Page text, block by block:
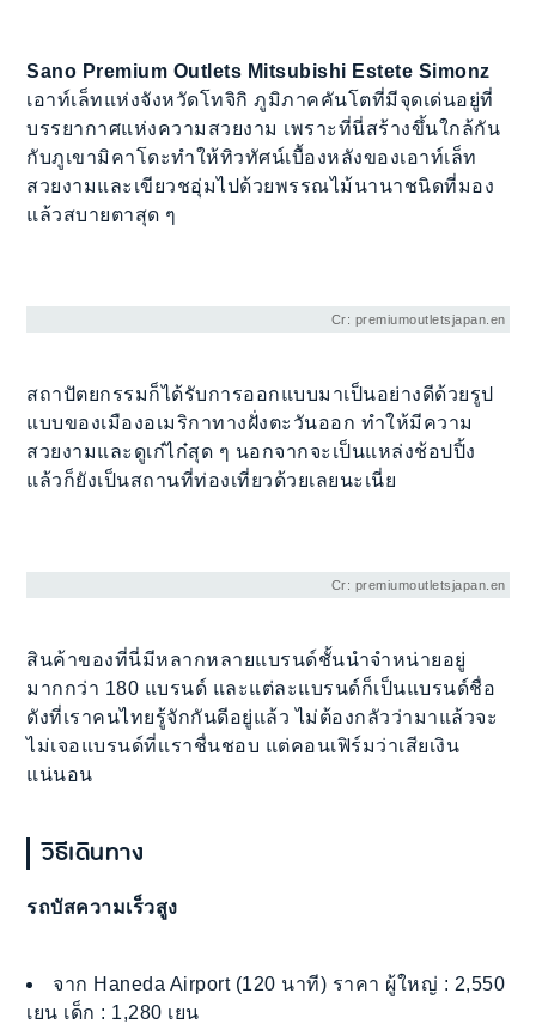
Sano Premium Outlets Mitsubishi Estete Simonz
เอาท์เล็ทแห่งจังหวัดโทจิกิ ภูมิภาคคันโตที่มีจุดเด่นอยู่ที่
บรรยากาศแห่งความสวยงาม เพราะที่นี่สร้างขึ้นใกล้กัน
กับภูเขามิคาโดะทำให้ทิวทัศน์เบื้องหลังของเอาท์เล็ท
สวยงามและเขียวชอุ่มไปด้วยพรรณไม้นานาชนิดที่มอง
แล้วสบายตาสุด ๆ
Cr: premiumoutletsjapan.en
สถาปัตยกรรมก็ได้รับการออกแบบมาเป็นอย่างดีด้วยรูป
แบบของเมืองอเมริกาทางฝั่งตะวันออก ทำให้มีความ
สวยงามและดูเก๋ไก๋สุด ๆ นอกจากจะเป็นแหล่งช้อปปิ้ง
แล้วก็ยังเป็นสถานที่ท่องเที่ยวด้วยเลยนะเนี่ย
Cr: premiumoutletsjapan.en
สินค้าของที่นี่มีหลากหลายแบรนด์ชั้นนำจำหน่ายอยู่
มากกว่า 180 แบรนด์ และแต่ละแบรนด์ก็เป็นแบรนด์ชื่อ
ดังที่เราคนไทยรู้จักกันดีอยู่แล้ว ไม่ต้องกลัวว่ามาแล้วจะ
ไม่เจอแบรนด์ที่เเราชื่นชอบ แต่คอนเฟิร์มว่าเสียเงิน
แน่นอน
วิธีเดินทาง
รถบัสความเร็วสูง
จาก Haneda Airport (120 นาที) ราคา ผู้ใหญ่ : 2,550
เยน เด็ก : 1,280 เยน